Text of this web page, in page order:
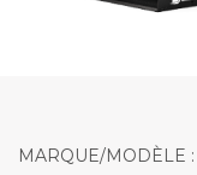
MARQUE/MODÈLE :